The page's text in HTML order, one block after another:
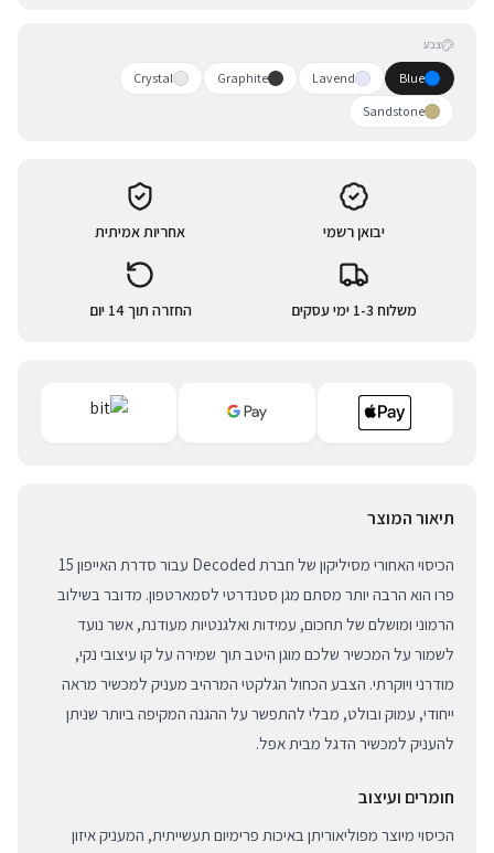
צבע
Blue
Lavend
Graphite
Crystal
Sandstone
יבואן רשמי אחריות אמיתית
משלוח 1-3 ימי עסקים החזרה תוך 14 יום
תיאור המוצר
הכיסוי האחורי מסיליקון של חברת Decoded עבור סדרת האייפון 15
פרו הוא הרבה יותר מסתם מגן סטנדרטי לסמארטפון. מדובר בשילוב
הרמוני ומושלם של תחכום, עמידות ואלגנטיות מעודנת, אשר נועד
לשמור על המכשיר שלכם מוגן היטב תוך שמירה על קו עיצובי נקי,
מודרני ויוקרתי. הצבע הכחול הגלקטי המרהיב מעניק למכשיר מראה
ייחודי, עמוק ובולט, מבלי להתפשר על ההגנה המקיפה ביותר שניתן
להעניק למכשיר הדגל מבית אפל.
חומרים ועיצוב
הכיסוי מיוצר מפוליאוריתן באיכות פרימיום תעשייתית, המעניק איזון